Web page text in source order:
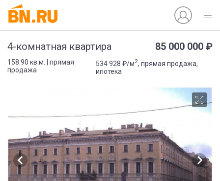
4-комнатная квартира 85 000 000 ₽
158.90 кв.м. | прямая
продажа
534 928 ₽/м2, прямая продажа,
ипотека